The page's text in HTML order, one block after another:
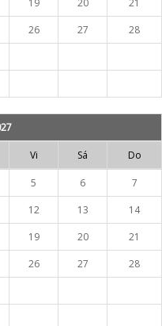
26 27 28
Vi Sá Do
5 6
7
12 13
14
19 20
21
26 27
28